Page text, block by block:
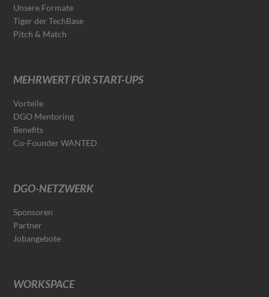
Unsere Formate
Tiger der TechBase
Pitch & Match
MEHRWERT FÜR START-UPS
Vorteile
DGO Mentoring
Benefits
Co-Founder WANTED
DGO-NETZWERK
Sponsoren
Partner
Jobangebote
WORKSPACE